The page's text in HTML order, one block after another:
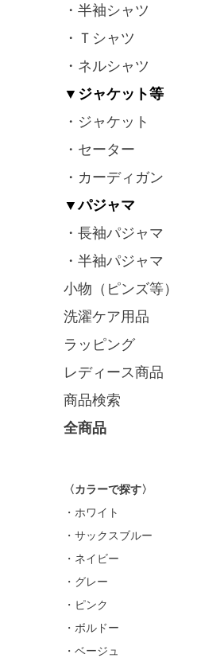
・半袖シャツ
・Ｔシャツ
・ネルシャツ
▼ジャケット等
・ジャケット
・セーター
・カーディガン
▼パジャマ
・長袖パジャマ
・半袖パジャマ
小物（ピンズ等）
洗濯ケア用品
ラッピング
レディース商品
商品検索
全商品
〈カラーで探す〉
・ホワイト
・サックスブルー
・ネイビー
・グレー
・ピンク
・ボルドー
・ベージュ